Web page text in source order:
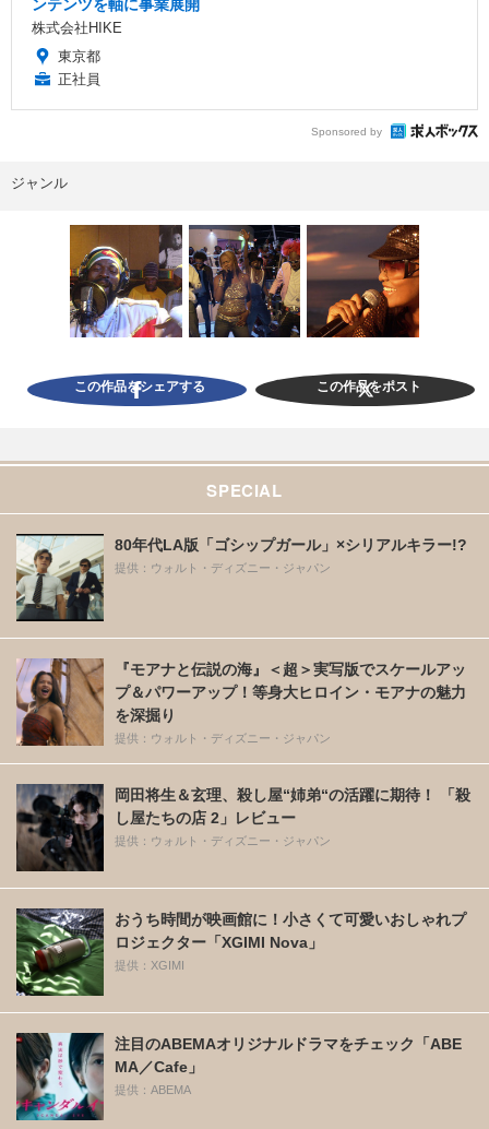
ンテンツを軸に事業展開
株式会社HIKE
東京都
正社員
Sponsored by
ジャンル
この作品をシェアする この作品をポスト
SPECIAL
80年代LA版「ゴシップガール」×シリアルキラー!?
提供：ウォルト・ディズニー・ジャパン
『モアナと伝説の海』＜超＞実写版でスケールアッ
プ＆パワーアップ！等身大ヒロイン・モアナの魅力
を深掘り
提供：ウォルト・ディズニー・ジャパン
岡田将生＆玄理、殺し屋“姉弟“の活躍に期待！ 「殺
し屋たちの店 2」レビュー
提供：ウォルト・ディズニー・ジャパン
おうち時間が映画館に！小さくて可愛いおしゃれプ
ロジェクター「XGIMI Nova」
提供：XGIMI
注目のABEMAオリジナルドラマをチェック「ABE
MA／Cafe」
提供：ABEMA